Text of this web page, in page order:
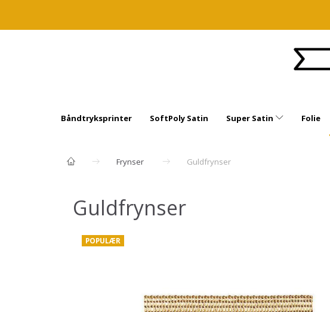
Båndtryksprinter SoftPoly Satin Super Satin Folie
Frynser Guldfrynser
Guldfrynser
POPULÆR